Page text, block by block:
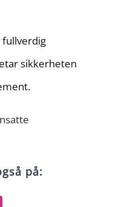
fullverdig
sikkerheten
på: